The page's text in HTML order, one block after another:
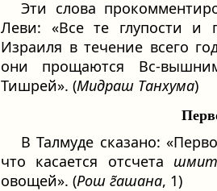
Эти слова
Леви: «Все те глупости и
Израиля в течение всего
они прощаются Вс-
Тишрей». (Мидраш Танхума)
В Талмуде сказано:
что касается отсчета
овощей». (Рош г̃ашана, 1)